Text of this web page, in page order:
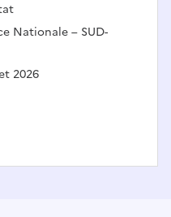
Nationale – SUD-
2026
du pôle